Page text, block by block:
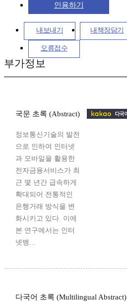
인용하기
내보내기 내책장담기
오류접수
부가정보
국문 초록 (Abstract)
정보통신기술의 발전
으로 인하여 인터넷
과 모바일을 활용한
전자금융서비스가 최
근 몇 년간 급속하게
확대되어 전통적인
은행거래 방식을 변
화시키고 있다. 이에
본 연구에서는 인터
넷뱅...
다국어 초록 (Multilingual Abstract)